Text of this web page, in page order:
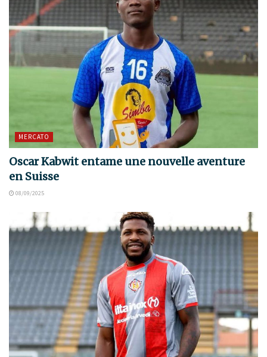
MERCATO
Oscar Kabwit entame une nouvelle aventure
en Suisse
08/09/2025